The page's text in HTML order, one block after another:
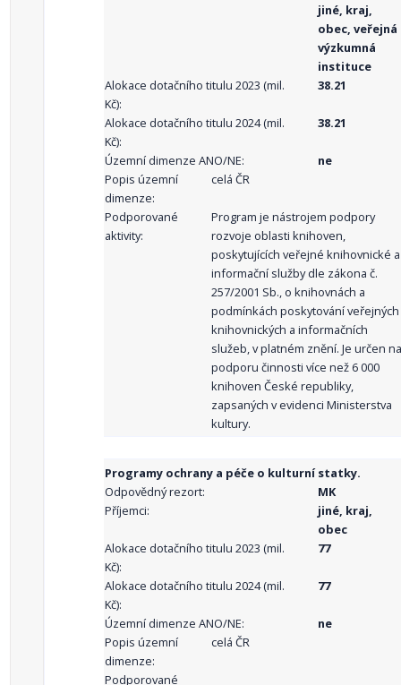
jiné, kraj,
obec, veřejná
výzkumná
instituce
Alokace dotačního titulu 2023 (mil.
Kč):
38.21
Alokace dotačního titulu 2024 (mil.
Kč):
38.21
Územní dimenze ANO/NE:
ne
Popis územní
dimenze:
celá ČR
Podporované
aktivity:
Program je nástrojem podpory
rozvoje oblasti knihoven,
poskytujících veřejné knihovnické a
informační služby dle zákona č.
257/2001 Sb., o knihovnách a
podmínkách poskytování veřejných
knihovnických a informačních
služeb, v platném znění. Je určen na
podporu činnosti více než 6 000
knihoven České republiky,
zapsaných v evidenci Ministerstva
kultury.
Programy ochrany a péče o kulturní statky.
Odpovědný rezort:
MK
Příjemci:
jiné, kraj,
obec
Alokace dotačního titulu 2023 (mil.
Kč):
77
Alokace dotačního titulu 2024 (mil.
Kč):
77
Územní dimenze ANO/NE:
ne
Popis územní
dimenze:
celá ČR
Podporované